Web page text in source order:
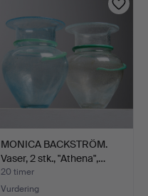
MONICA BACKSTRÖM.
Vaser, 2 stk., "Athena",…
20 timer
Vurdering